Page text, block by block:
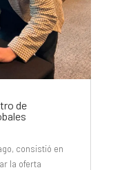
de
consistió en
la oferta